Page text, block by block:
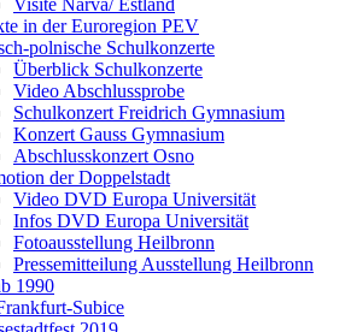
Visite Narva/ Estland
in der Euroregion PEV
polnische Schulkonzerte
Überblick Schulkonzerte
Video Abschlussprobe
Schulkonzert Freidrich Gymnasium
Konzert Gauss Gymnasium
Abschlusskonzert Osno
der Doppelstadt
Video DVD Europa Universität
Infos DVD Europa Universität
Fotoausstellung Heilbronn
Pressemitteilung Ausstellung Heilbronn
1990
Subice